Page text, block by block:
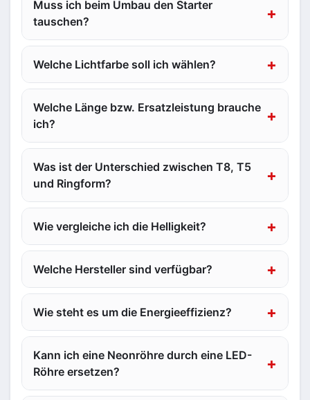
Muss ich beim Umbau den Starter
tauschen?
Welche Lichtfarbe soll ich wählen?
Welche Länge bzw. Ersatzleistung brauche
ich?
Was ist der Unterschied zwischen T8, T5
und Ringform?
Wie vergleiche ich die Helligkeit?
Welche Hersteller sind verfügbar?
Wie steht es um die Energieeffizienz?
Kann ich eine Neonröhre durch eine LED-
Röhre ersetzen?